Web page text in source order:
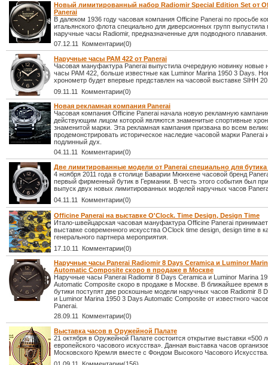
Новый лимитированный набор Radiomir Special Edition Set от
Panerai
В далеком 1936 году часовая компания Officine Panerai по просьбе
итальянского флота специально для диверсионных групп выпустила
наручные часы Radiomir, предназначенные для подводного плавания.
07.12.11 Комментарии(0)
Наручные часы PAM 422 от Panerai
Часовая мануфактура Panerai выпустила очередную новинку новые
часы PAM 422, больше известные как Luminor Marina 1950 3 Days.
хронометр будет впервые представлен на часовой выставке SIHH
09.11.11 Комментарии(0)
Новая рекламная компания Panerai
Часовая компания Officine Panerai начала новую рекламную
действующим лицом которой являются знаменитые спортивные
знаменитой марки. Эта рекламная кампания призвана во всем
продемонстрировать историческое наследие часовой марки Panerai
подлинный дух.
04.11.11 Комментарии(0)
Две лимитированные модели от Panerai специально для
4 ноября 2011 года в столице Баварии Мюнхене часовой бренд
первый фирменный бутик в Германии. В честь этого события был
выпуск двух новых лимитированных моделей наручных часов
04.11.11 Комментарии(0)
Officine Panerai на выставке О'Clock. Time Design, Design Time
Итало-швейцарская часовая мануфактура Officine Panerai
выставке современного искусства OClock time design, design time в
генерального партнера мероприятия.
17.10.11 Комментарии(0)
Наручные часы Panerai Radiomir 8 Days Ceramica и Luminor
Automatic Composite скоро в продаже в Москве
Наручные часы Panerai Radiomir 8 Days Ceramica и Luminor Marina
Automatic Composite скоро в продаже в Москве. В ближайшее время
бутики поступят две роскошные модели наручных часов Radiomir 8
и Luminor Marina 1950 3 Days Automatic Composite от известного
Panerai.
28.09.11 Комментарии(0)
Выставка часов в Оружейной Палате
21 октября в Оружейной Палате состоится открытие выставки «500
европейского часового искусства». Данная выставка часов
Московского Кремля вместе с Фондом Высокого Часового Искусства.